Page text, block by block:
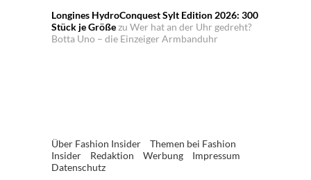
Longines HydroConquest Sylt Edition 2026: 300
Stück je Größezu Wer hat an der Uhr gedreht?
Botta Uno – die Einzeiger Armbanduhr
Über Fashion Insider
Themen bei Fashion
Insider
Redaktion Werbung
Impressum
Datenschutz